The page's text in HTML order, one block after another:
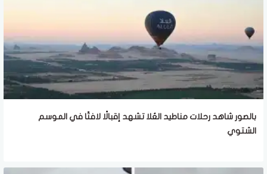
بالصور شاهد رحلات مناطيد العُلا تشهد إقبالًا لافتًا في الموسم
الشتوي